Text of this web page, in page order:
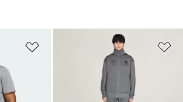
เพิ่มไปยังรายการสินค้าโปรด